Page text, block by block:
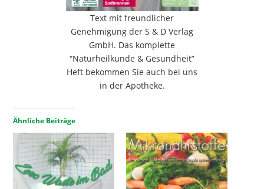
Text mit freundlicher
Genehmigung der S & D Verlag
GmbH. Das komplette
“Naturheilkunde & Gesundheit”
Heft bekommen Sie auch bei uns
in der Apotheke.
Ähnliche Beiträge